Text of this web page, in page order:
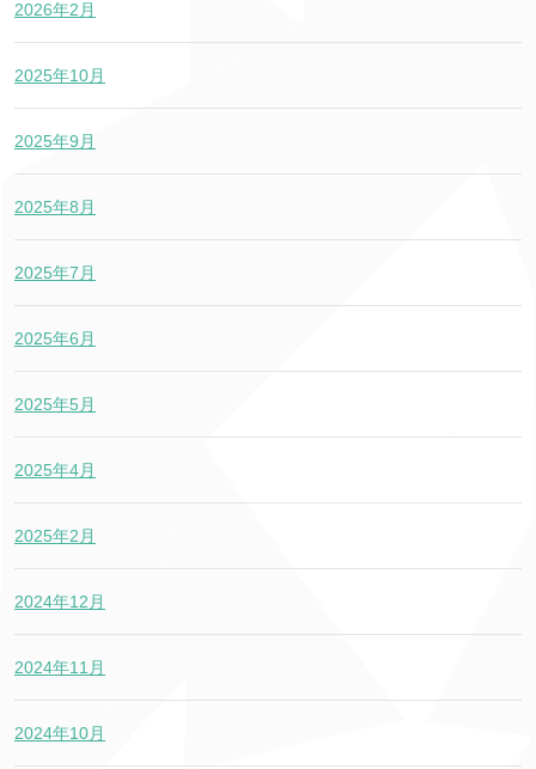
2026年2月
2025年10月
2025年9月
2025年8月
2025年7月
2025年6月
2025年5月
2025年4月
2025年2月
2024年12月
2024年11月
2024年10月